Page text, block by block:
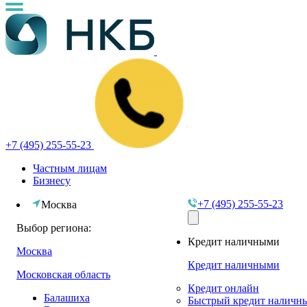
+7 (495) 255-55-23
Частным лицам
Бизнесу
Москва
Выбор региона:
Москва
Московская область
Балашиха
+7 (495) 255-55-23
Кредит наличными
Кредит наличными
Кредит онлайн
Быстрый кредит